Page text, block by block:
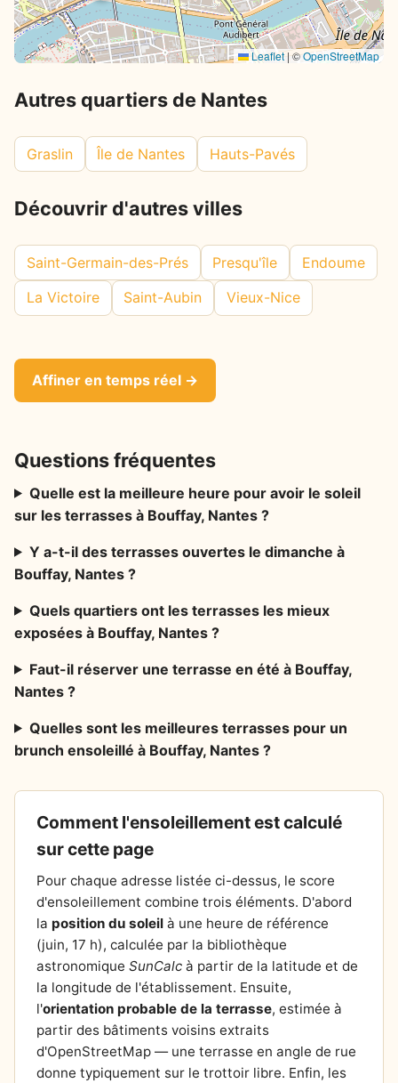
Leaflet |©OpenStreetMap
Autres quartiers de Nantes
Graslin Île de Nantes Hauts-Pavés
Découvrir d'autres villes
Saint-Germain-des-Prés Presqu'île
Endoume
La Victoire
Saint-Aubin Vieux-Nice
Affiner en temps réel →
Questions fréquentes
Quelle est la meilleure heure pour avoir le soleil
sur les terrasses à Bouffay, Nantes ?
Y a-t-il des terrasses ouvertes le dimanche à
Bouffay, Nantes ?
Quels quartiers ont les terrasses les mieux
exposées à Bouffay, Nantes ?
Faut-il réserver une terrasse en été à Bouffay,
Nantes ?
Quelles sont les meilleures terrasses pour un
brunch ensoleillé à Bouffay, Nantes ?
Comment l'ensoleillement est calculé
sur cette page
Pour chaque adresse listée ci-dessus, le score
d'ensoleillement combine trois éléments. D'abord
la position du soleil à une heure de référence
(juin, 17 h), calculée par la bibliothèque
astronomique SunCalc à partir de la latitude et de
la longitude de l'établissement. Ensuite,
l'orientation probable de la terrasse, estimée à
partir des bâtiments voisins extraits
d'OpenStreetMap — une terrasse en angle de rue
donne typiquement sur le trottoir libre. Enfin, les